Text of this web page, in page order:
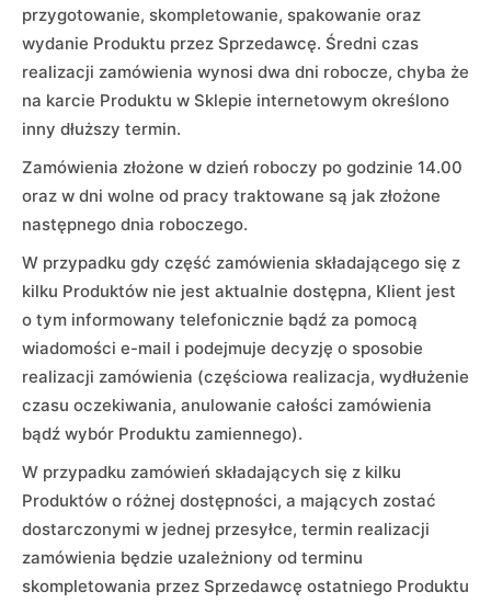
przygotowanie, skompletowanie, spakowanie oraz
wydanie Produktu przez Sprzedawcę. Średni czas
realizacji zamówienia wynosi dwa dni robocze, chyba że
na karcie Produktu w Sklepie internetowym określono
inny dłuższy termin.
Zamówienia złożone w dzień roboczy po godzinie 14.00
oraz w dni wolne od pracy traktowane są jak złożone
następnego dnia roboczego.
W przypadku gdy część zamówienia składającego się z
kilku Produktów nie jest aktualnie dostępna, Klient jest
o tym informowany telefonicznie bądź za pomocą
wiadomości e-mail i podejmuje decyzję o sposobie
realizacji zamówienia (częściowa realizacja, wydłużenie
czasu oczekiwania, anulowanie całości zamówienia
bądź wybór Produktu zamiennego).
W przypadku zamówień składających się z kilku
Produktów o różnej dostępności, a mających zostać
dostarczonymi w jednej przesyłce, termin realizacji
zamówienia będzie uzależniony od terminu
skompletowania przez Sprzedawcę ostatniego Produktu